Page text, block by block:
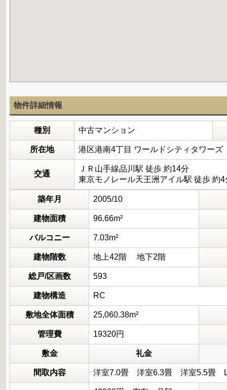
物件詳細情報
種別 中古マンション
所在地 港区港南4丁目 ワールドシティタワー
交通
ＪＲ山手線品川駅 徒歩 約14分
東京モノレール天王洲アイル駅 徒歩 約4
築年月 2005/10
建物面積 96.66m²
バルコニー 7.03m²
建物階数 地上42階 地下2階
総戸/区画数 593
建物構造 RC
敷地全体面積 25,060.38m²
管理費 19320円
敷金 礼金
間取内容 洋室7.0畳 洋室6.3畳 洋室